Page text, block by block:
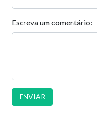
Escreva um comentário:
ENVIAR